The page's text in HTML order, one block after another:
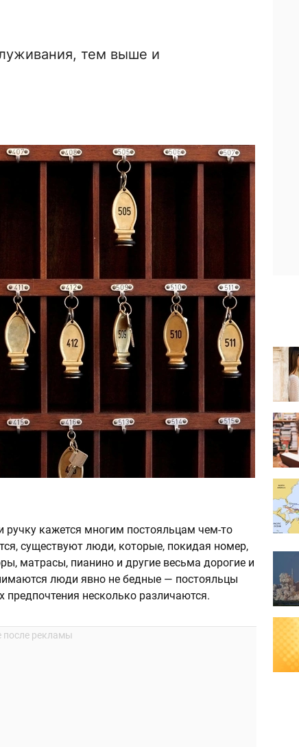
тем выше и
кажется многим постояльцам чем-то
существуют люди, которые, покидая номер,
матрасы, пианино и другие весьма дорогие и
люди явно не бедные ― постояльцы
предпочтения несколько различаются.